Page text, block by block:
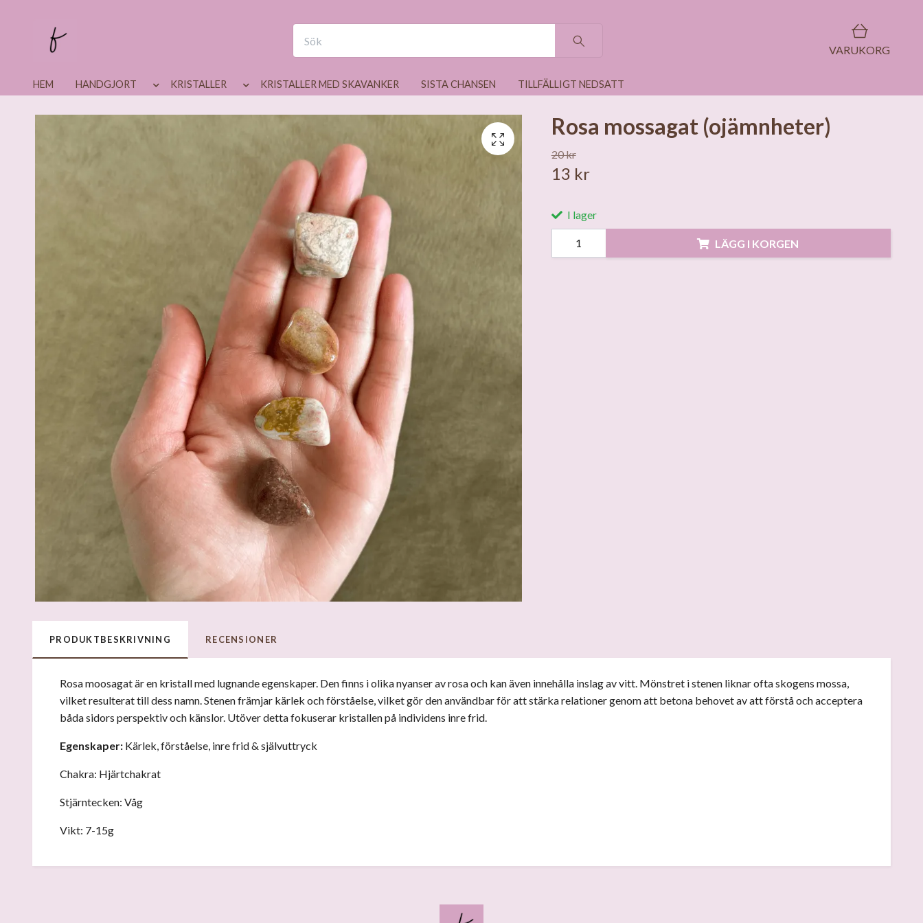
VARUKORG
HEM HANDGJORT KRISTALLER KRISTALLER MED SKAVANKER SISTA CHANSEN TILLFÄLLIGT NEDSATT
Rosa mossagat (ojämnheter)
20 kr
13 kr
I lager
LÄGG I KORGEN
PRODUKTBESKRIVNING RECENSIONER
Rosa moosagat är en kristall med lugnande egenskaper. Den finns i olika nyanser av rosa och kan även innehålla inslag av vitt. Mönstret i stenen liknar ofta skogens mossa,
vilket resulterat till dess namn. Stenen främjar kärlek och förståelse, vilket gör den användbar för att stärka relationer genom att betona behovet av att förstå och acceptera
båda sidors perspektiv och känslor. Utöver detta fokuserar kristallen på individens inre frid.
Egenskaper: Kärlek, förståelse, inre frid & självuttryck
Chakra: Hjärtchakrat
Stjärntecken: Våg
Vikt: 7-15g